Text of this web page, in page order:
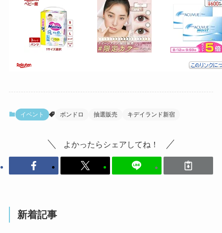
イベント ボンドロ 抽選販売 キデイランド新宿
よかったらシェアしてね！
新着記事